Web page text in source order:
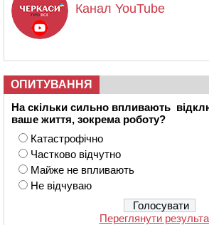
Канал YouTube
ОПИТУВАННЯ
На скільки сильно впливають
ваше життя, зокрема роботу?
Катастрофічно
Частково відчутно
Майже не впливають
Не відчуваю
Переглянути